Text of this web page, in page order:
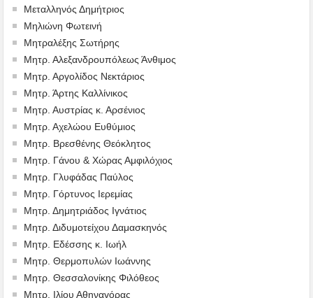
Μεταλληνός Δημήτριος
Mηλιώνη Φωτεινή
Μητραλέξης Σωτήρης
Μητρ. Αλεξανδρουπόλεως Άνθιμος
Μητρ. Αργολίδος Νεκτάριος
Μητρ. Άρτης Καλλίνικος
Μητρ. Αυστρίας κ. Αρσένιος
Μητρ. Αχελώου Ευθύμιος
Μητρ. Βρεσθένης Θεόκλητος
Μητρ. Γάνου & Χώρας Αμφιλόχιος
Μητρ. Γλυφάδας Παύλος
Μητρ. Γόρτυνος Ιερεμίας
Μητρ. Δημητριάδος Ιγνάτιος
Μητρ. Διδυμοτείχου Δαμασκηνός
Μητρ. Εδέσσης κ. Ιωήλ
Μητρ. Θερμοπυλών Ιωάννης
Μητρ. Θεσσαλονίκης Φιλόθεος
Μητρ. Ιλίου Αθηναγόρας